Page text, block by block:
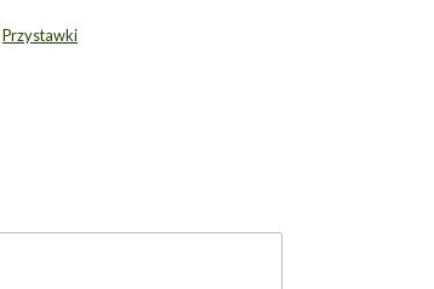
Przystawki